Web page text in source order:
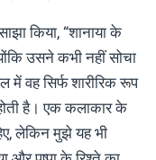
किया, “शानाया के
उसने कभी नहीं सोचा
में वह सिर्फ शारीरिक रूप
है। एक कलाकार के
लेकिन मुझे यह भी